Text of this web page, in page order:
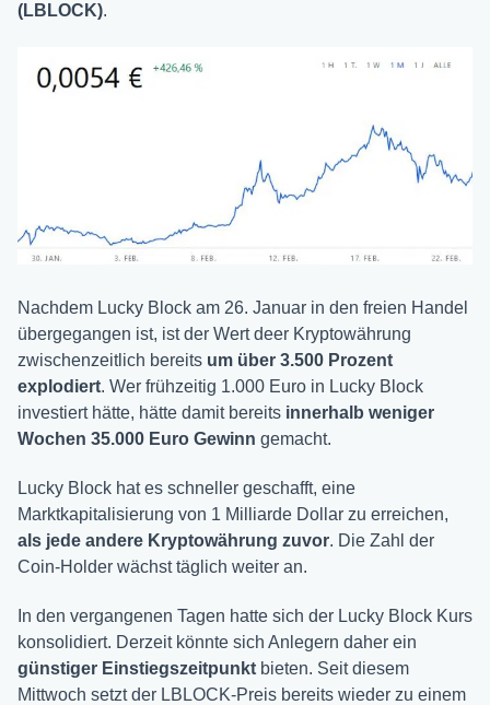
(LBLOCK).
Nachdem Lucky Block am 26. Januar in den freien Handel
übergegangen ist, ist der Wert deer Kryptowährung
zwischenzeitlich bereits um über 3.500 Prozent
explodiert. Wer frühzeitig 1.000 Euro in Lucky Block
investiert hätte, hätte damit bereits innerhalb weniger
Wochen 35.000 Euro Gewinn gemacht.
Lucky Block hat es schneller geschafft, eine
Marktkapitalisierung von 1 Milliarde Dollar zu erreichen,
als jede andere Kryptowährung zuvor. Die Zahl der
Coin-Holder wächst täglich weiter an.
In den vergangenen Tagen hatte sich der Lucky Block Kurs
konsolidiert. Derzeit könnte sich Anlegern daher ein
günstiger Einstiegszeitpunkt bieten. Seit diesem
Mittwoch setzt der LBLOCK-Preis bereits wieder zu einem